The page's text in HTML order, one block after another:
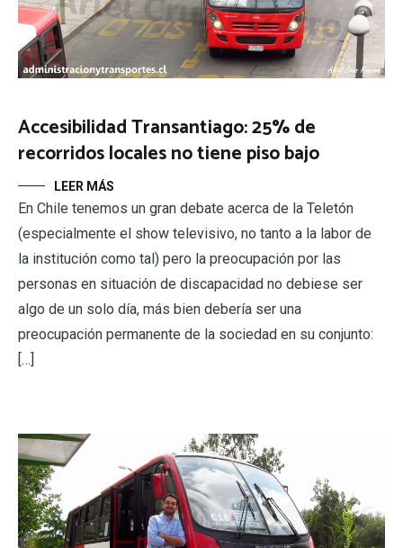
Accesibilidad Transantiago: 25% de
recorridos locales no tiene piso bajo
LEER MÁS
En Chile tenemos un gran debate acerca de la Teletón
(especialmente el show televisivo, no tanto a la labor de
la institución como tal) pero la preocupación por las
personas en situación de discapacidad no debiese ser
algo de un solo día, más bien debería ser una
preocupación permanente de la sociedad en su conjunto:
[…]